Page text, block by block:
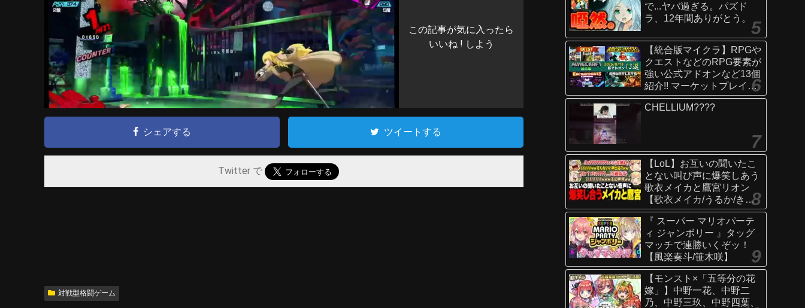
この記事が気に入ったら
いいね ! しよう
シェアする ツイートする
Twitter で
対戦型格闘ゲーム
で...ヤバ過ぎる。パズド
ラ、12年間ありがとう。
【統合版マイクラ】RPGや
クエストなどのRPG要素が
強い公式アドオンなど13個
紹介!! マーケットプレイス
情報
【Switch/Win10/PE/PS/Xb
CHELLIUM????
【LoL】お互いの聞いたこ
とない叫び声に爆笑しあう
歌衣メイカと鷹宮リオン
【歌衣メイカ/うるか/きな
こ/ありさか/鷹宮リオン】
『 スーパー マリオパーテ
ィ ジャンボリー 』タッグ
マッチで連勝いくぞッ！
【風楽奏斗/笹木咲】
【モンスト×「五等分の花
嫁」】中野一花、中野二
乃、中野三玖、中野四葉、